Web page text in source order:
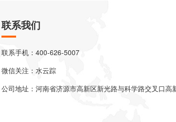
联系我们
联系手机：400-626-5007
微信关注：水云踪
公司地址：河南省济源市高新区新光路与科学路交叉口高